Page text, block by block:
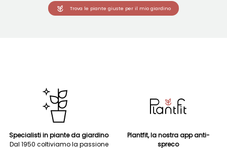
Trova le piante giuste per il mio giardino
Specialisti in piante da giardino
Dal 1950 coltiviamo la passione
Plantfit, la nostra app anti-
spreco